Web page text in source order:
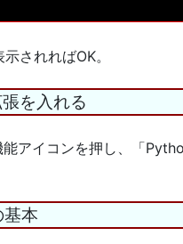
されればOK。
を入れる
アイコンを押し、「
本